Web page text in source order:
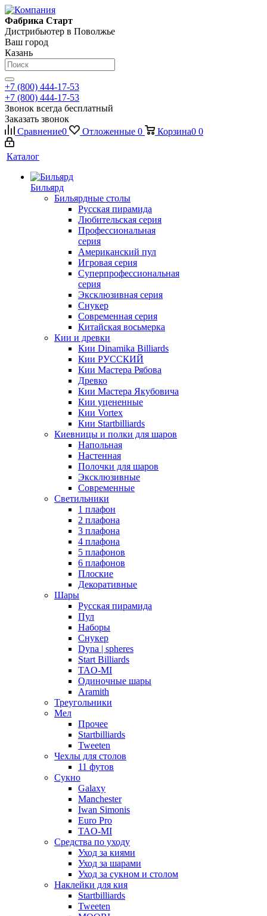
Фабрика Старт
Дистрибьютер в Поволжье
Ваш город
Казань
+7 (800) 444-17-53
+7 (800) 444-17-53
Звонок всегда бесплатный
Заказать звонок
Сравнение0 Отложенные 0 Корзина0 0
Каталог
Бильярд
Бильярдные столы
Русская пирамида
Любительская серия
Профессиональная
серия
Американский пул
Игровая серия
Суперпрофессиональная
серия
Эксклюзивная серия
Снукер
Современная серия
Китайская восьмерка
Кии и древки
Кии Dinamika Billiards
Кии РУССКИЙ
Кии Мастера Рябова
Древко
Кии Мастера Якубовича
Кии уцененные
Кии Vortex
Кии Startbilliards
Киевницы и полки для шаров
Напольная
Настенная
Полочки для шаров
Эксклюзивные
Современные
Светильники
1 плафон
2 плафона
3 плафона
4 плафона
5 плафонов
6 плафонов
Плоские
Декоративные
Шары
Русская пирамида
Пул
Наборы
Снукер
Dyna | spheres
Start Billiards
TAO-MI
Одиночные шары
Aramith
Треугольники
Мел
Прочее
Startbilliards
Tweeten
Чехлы для столов
11 футов
Сукно
Galaxy
Manchester
Iwan Simonis
Euro Pro
TAO-MI
Средства по уходу
Уход за киями
Уход за шарами
Уход за сукном и столом
Наклейки для кия
Startbilliards
Tweeten